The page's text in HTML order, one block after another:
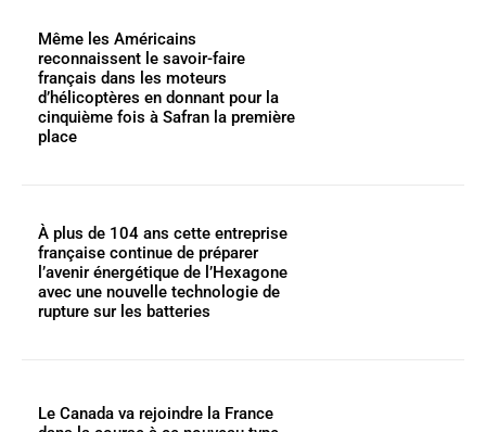
Même les Américains
reconnaissent le savoir-faire
français dans les moteurs
d’hélicoptères en donnant pour la
cinquième fois à Safran la première
place
À plus de 104 ans cette entreprise
française continue de préparer
l’avenir énergétique de l’Hexagone
avec une nouvelle technologie de
rupture sur les batteries
Le Canada va rejoindre la France